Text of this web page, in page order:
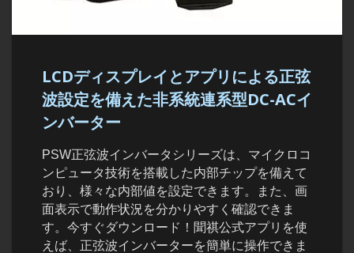
LCDディスプレイとアプリによる正弦
波設定を備えた非系統連系型DC-ACイ
ンバーター
PSW正弦波インバータシリーズは、マイクロコ
ンピュータ技術を搭載した内部チップを備えて
おり、様々な内部値を設定できます。また、画
面表示で動作状況を分かりやすく確認できま
す。今すぐダウンロード！聞祺公式アプリを使
えば、正弦波インバーターを簡単に操作できま